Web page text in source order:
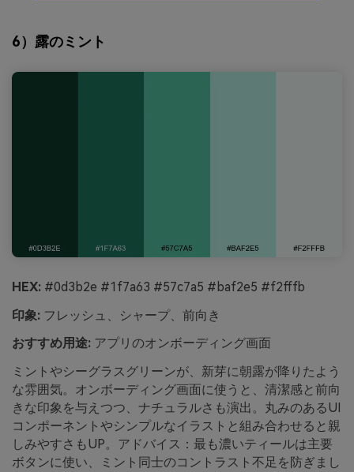
6）露のミント
HEX: #0d3b2e #1f7a63 #57c7a5 #baf2e5 #f2fffb
印象: フレッシュ、シャープ、前向き
おすすめ用途: アプリのオンボーディング画面
ミントやシーグラスグリーンが、新芽に朝露が降りたよう
な雰囲気。オンボーディング画面に使うと、清潔感と前向
きな印象を与えつつ、ナチュラルさも演出。丸みのあるUI
コンポーネントやシンプルなイラストと組み合わせると親
しみやすさもUP。アドバイス：最も濃いティールは主要
ボタンに使い、ミント同士のコントラスト不足を防ぎまし